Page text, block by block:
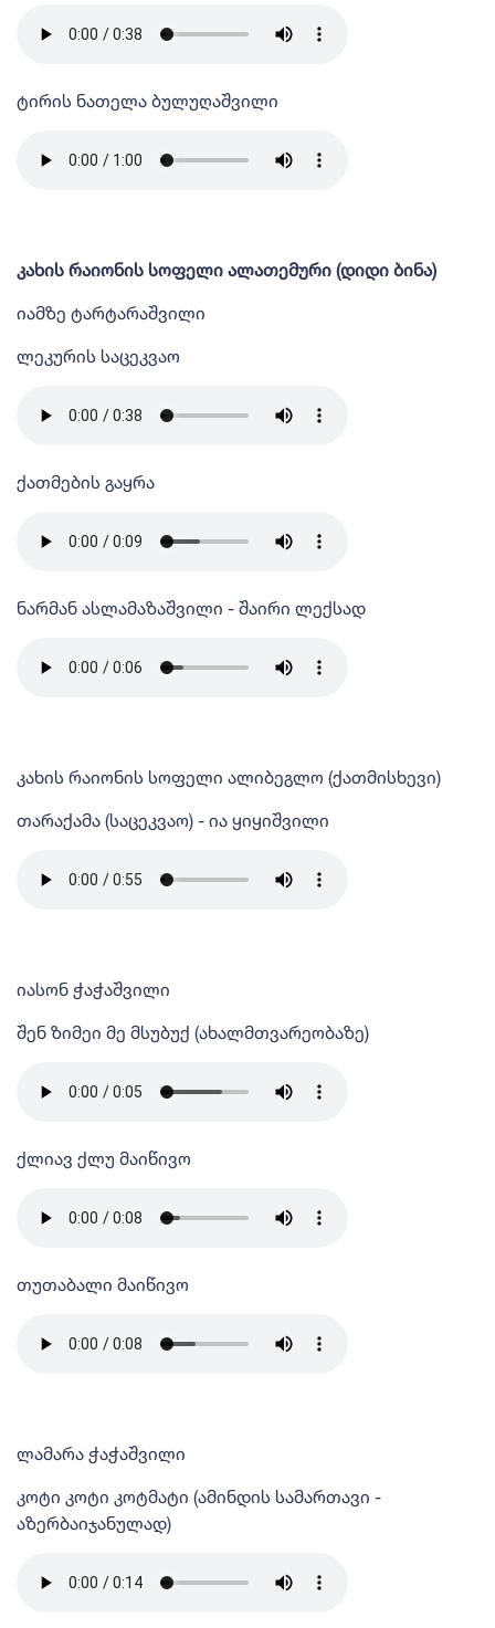
ტირის ნათელა ბულუღაშვილი
კახის რაიონის სოფელი ალათემური (დიდი ბინა)
იამზე ტარტარაშვილი
ლეკურის საცეკვაო
ქათმების გაყრა
ნარმან ასლამაზაშვილი - შაირი ლექსად
კახის რაიონის სოფელი ალიბეგლო (ქათმისხევი)
თარაქამა (საცეკვაო) - ია ყიყიშვილი
იასონ ჭაჭაშვილი
შენ ზიმეი მე მსუბუქ (ახალმთვარეობაზე)
ქლიავ ქლუ მაიწივო
თუთაბალი მაიწივო
ლამარა ჭაჭაშვილი
კოტი კოტი კოტმატი (ამინდის სამართავი -
აზერბაიჯანულად)